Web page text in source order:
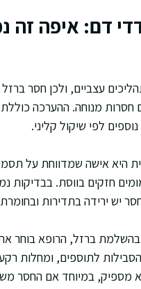
דם: איפה זה
עצביים, ולכן חסר ברזל
חסרות מנוחה. ההערכה
לפי שיקול קליני.
היא אישה שמדווחת על
חזקים בווסת. בבדיקות
יש ירידה בתדירות
ברזל, הרופא בוחר
לתוספים, ומחלות רקע.
מספיק, במיוחד אם החסר